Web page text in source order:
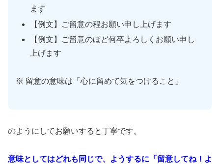
ます
【例文】ご留意の程お願い申し上げます
【例文】ご留意のほど何卒よろしくお願い申し
上げます
※ 留意の意味は「心に留めて気をつけること」
のようにしてお願いすると丁寧です。
意味としてはどれも同じで、ようするに「留意してね！よ